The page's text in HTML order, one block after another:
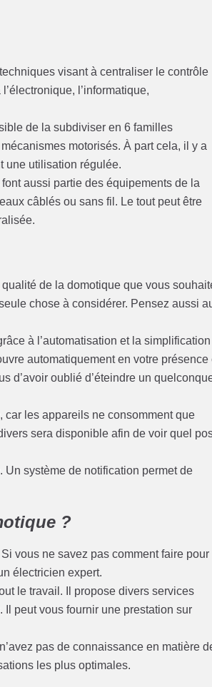
visant à centraliser le contrôle
l’informatique,
de la subdiviser en 6 familles
motorisés. À part cela, il y a
une utilisation régulée.
aussi partie des équipements de la
câblés ou sans fil. Le tout peut être
de la domotique que vous
chose à considérer. Pensez aussi
à l’automatisation et la simplification
automatiquement en votre présence
d’avoir oublié d’éteindre un
car les appareils ne consomment que
sera disponible afin de voir quel
système de notification permet de
?
vous ne savez pas comment faire pour
électricien expert.
le travail. Il propose divers services
peut vous fournir une prestation sur
pas de connaissance en matière
les plus optimales.